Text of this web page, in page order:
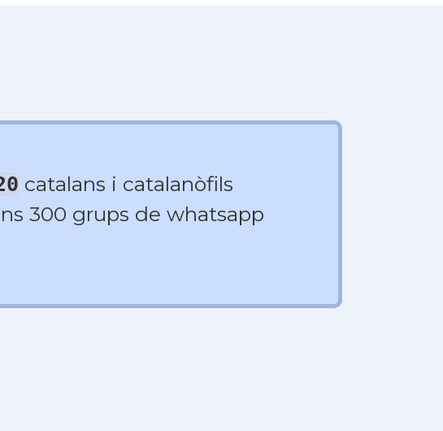
catalans i catalanòfils
300 grups de whatsapp